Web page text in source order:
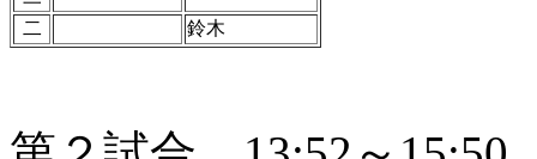
二
鈴木